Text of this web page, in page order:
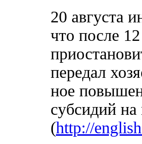
20 августа
что после
передал
ное
субсидий
(http://